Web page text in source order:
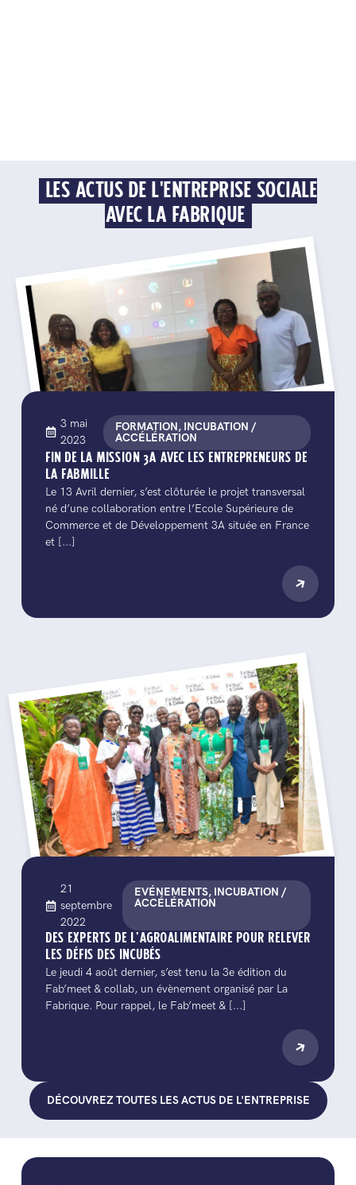
LES ACTUS DE L'ENTREPRISE SOCIALE
AVEC LA FABRIQUE
3 mai
2023
FORMATION, INCUBATION /
ACCÉLÉRATION
FIN DE LA MISSION 3A AVEC LES ENTREPRENEURS DE
LA FABMILLE
Le 13 Avril dernier, s’est clôturée le projet transversal
né d’une collaboration entre l’Ecole Supérieure de
Commerce et de Développement 3A située en France
et [...]
21
septembre
2022
EVÉNEMENTS, INCUBATION /
ACCÉLÉRATION
DES EXPERTS DE L’AGROALIMENTAIRE POUR RELEVER
LES DÉFIS DES INCUBÉS
Le jeudi 4 août dernier, s’est tenu la 3e édition du
Fab’meet & collab, un évènement organisé par La
Fabrique. Pour rappel, le Fab’meet & [...]
DÉCOUVREZ TOUTES LES ACTUS DE L'ENTREPRISE